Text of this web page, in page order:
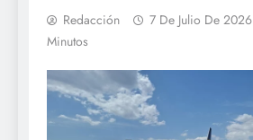
Redacción 7 De Julio De 2026
Minutos